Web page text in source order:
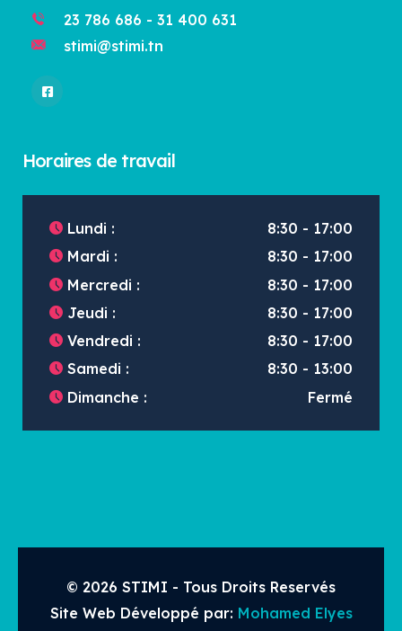
23 786 686 - 31 400 631
stimi@stimi.tn
Horaires de travail
Lundi :
8:30 - 17:00
Mardi :
8:30 - 17:00
Mercredi :
8:30 - 17:00
Jeudi :
8:30 - 17:00
Vendredi :
8:30 - 17:00
Samedi :
8:30 - 13:00
Dimanche :
Fermé
© 2026 STIMI - Tous Droits Reservés
Site Web Développé par: Mohamed Elyes